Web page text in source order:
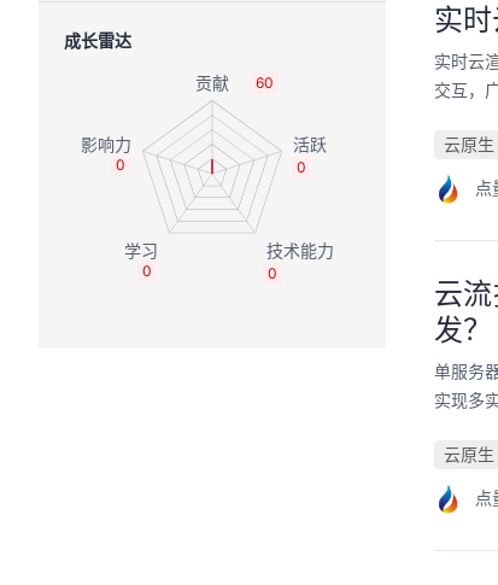
成长雷达
60
0
0
0
0
实
实时云
交互，
云原生
点
云
发？
单服务
实现多
云原生
点